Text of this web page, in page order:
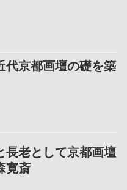
代京都画壇の礎を築
長老として京都画壇
寛斎